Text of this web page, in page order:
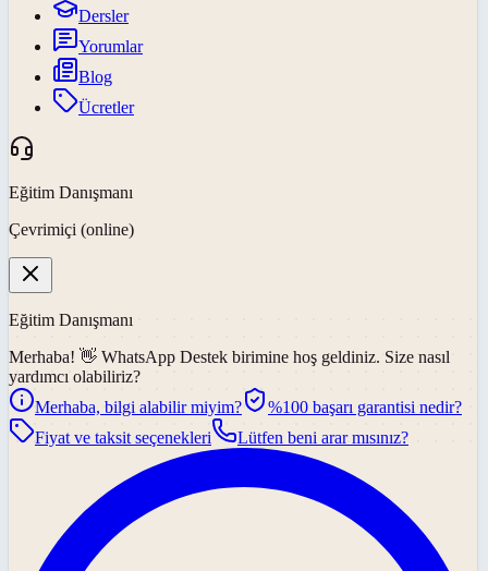
Dersler
Yorumlar
Blog
Ücretler
Eğitim Danışmanı
Çevrimiçi (online)
Eğitim Danışmanı
Merhaba! 👋 WhatsApp Destek birimine hoş geldiniz. Size nasıl
yardımcı olabiliriz?
Merhaba, bilgi alabilir miyim?
%100 başarı garantisi nedir?
Fiyat ve taksit seçenekleri
Lütfen beni arar mısınız?